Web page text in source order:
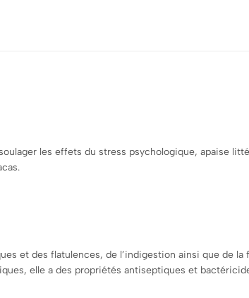
les effets du stress psychologique, apaise
et des flatulences, de l’indigestion ainsi que de la
elle a des propriétés antiseptiques et